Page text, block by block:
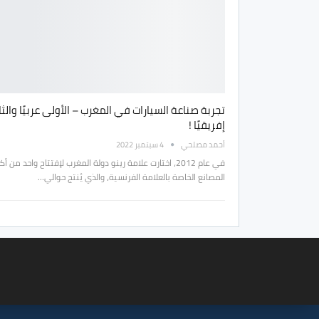
تجربة صناعة السيارات في المغرب – الأولى عربيًا
إفريقيًا !
أحمد مصلحي 4 سبتمبر 2022
في عام 2012، اختارت علامة رينو دولة المغرب لإفتتاح واحد من
المصانع الخاصة بالعلامة الفرنسية، والذي يُنتج حوالي…